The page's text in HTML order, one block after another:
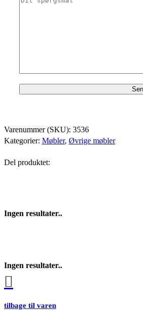
Varenummer (SKU): 3536
Kategorier: Møbler, Øvrige møbler
Del produktet:
Ingen resultater..
Ingen resultater..
tilbage til varen